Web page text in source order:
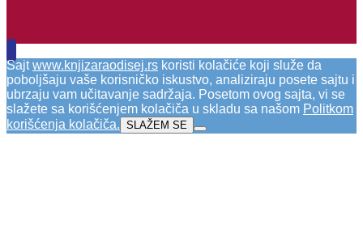
Sajtwww.knjizaraodisej.rs koristi kolačiće koji služe da
poboljšaju vaše korisničko iskustvo, analiziraju posete sajtu i
ubrzaju vam učitavanje sadržaja. Posetom ovog sajta, vi se
slažete sa korišćenjem kolačiča u skladu sa našom Politkom
korišćenja kolačiča. SLAŽEM SE